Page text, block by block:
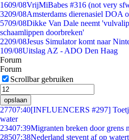
1609/08VrijMiBabes #316 (not very
3209/08Amsterdams dierenasiel DOA
5709/08Dikke Van Dale neemt
schaamlippen doorbreken'
2209/08Jesus Simulator komt naar
109/08Uitslag AZ - ADO Den Haag
Forum
Forum
Scrollbar gebruiken
opslaan
27707:40[INFLUENCERS #297]
water
23407:39Migranten breken door grens
28507:38Nederland stevent af op